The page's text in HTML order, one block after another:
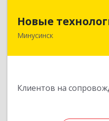
Новые
Минусинск
Клиентов на
662606,